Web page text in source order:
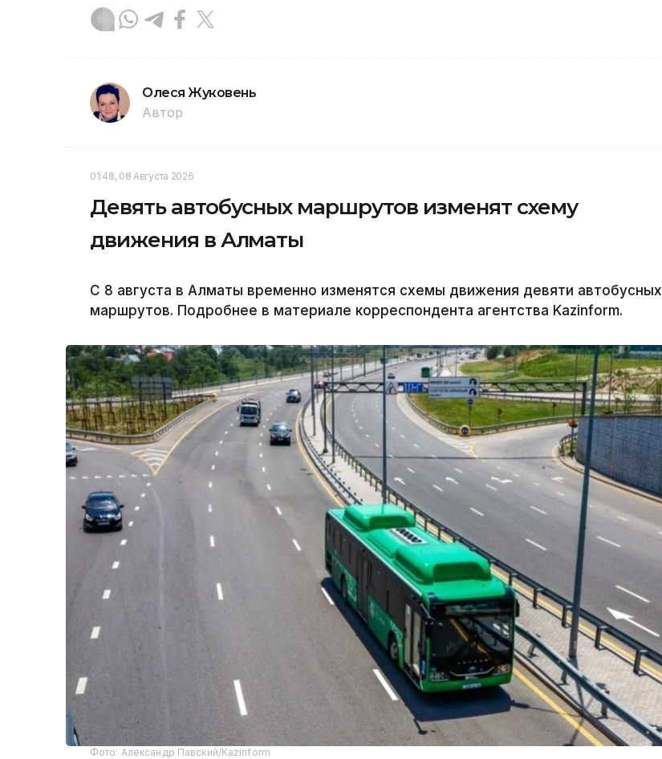
Олеся Жуковень
Автор
01:48, 08 Августа 2026
Девять автобусных маршрутов изменят схему
движения в Алматы
С 8 августа в Алматы временно изменятся схемы движения девяти автобусных
маршрутов. Подробнее в материале корреспондента агентства Kazinform.
Фото: Александр Павский/Kazinform